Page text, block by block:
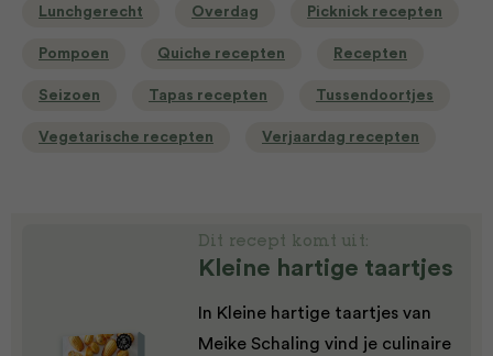
Lunchgerecht Overdag Picknick recepten
Pompoen Quiche recepten Recepten
Seizoen Tapas recepten Tussendoortjes
Vegetarische recepten Verjaardag recepten
Dit recept komt uit:
Kleine hartige taartjes
In Kleine hartige taartjes van
Meike Schaling vind je culinaire